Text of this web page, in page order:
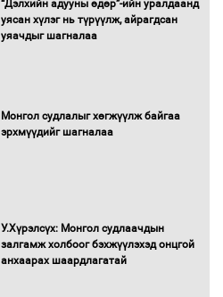
“Дэлхийн адууны өдөр”-ийн уралдаанд
уясан хүлэг нь түрүүлж, айрагдсан
уяачдыг шагналаа
Монгол судлалыг хөгжүүлж байгаа
эрхмүүдийг шагналаа
У.Хүрэлсүх: Монгол судлаачдын
залгамж холбоог бэхжүүлэхэд онцгой
анхаарах шаардлагатай